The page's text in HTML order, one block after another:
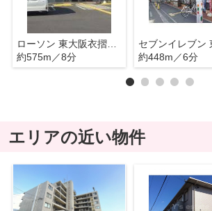
ローソン 東大阪衣摺五丁目店
約575m／8分
約448m／6分
エリアの近い物件